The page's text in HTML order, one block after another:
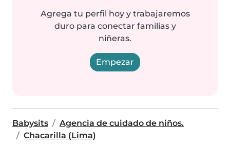
Agrega tu perfil hoy y trabajaremos
duro para conectar familias y
niñeras.
Empezar
Babysits
Agencia de cuidado de niños.
Chacarilla (Lima)